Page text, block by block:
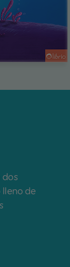
dos
lleno de